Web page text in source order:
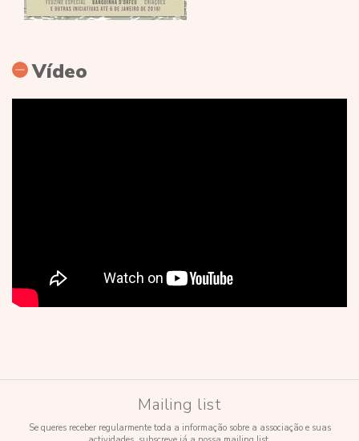
Vídeo
Mailing list
Se queres receber regularmente toda a informação sobre a associação e suas